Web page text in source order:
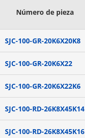
Número de pieza
SJC-100-GR-20K6X20K8
SJC-100-GR-20K6X22
SJC-100-GR-20K6X22K6
SJC-100-RD-26K8X45K14
SJC-100-RD-26K8X45K16